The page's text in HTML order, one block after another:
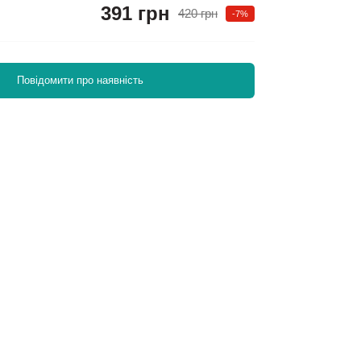
420 грн -7%
391 грн
Повідомити про наявність